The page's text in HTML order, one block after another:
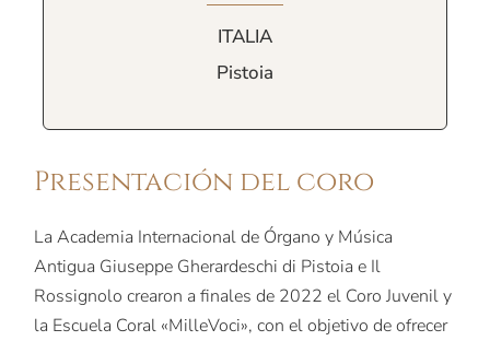
Presentación del coro
La Academia Internacional de Órgano y Música
Antigua Giuseppe Gherardeschi di Pistoia e Il
Rossignolo crearon a finales de 2022 el Coro Juvenil y
la Escuela Coral «MilleVoci», con el objetivo de ofrecer
ITALIA
Pistoia